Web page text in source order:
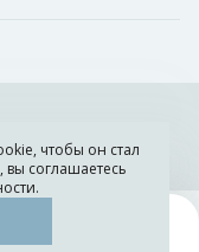
ADN
чтобы он стал
соглашаетесь
.